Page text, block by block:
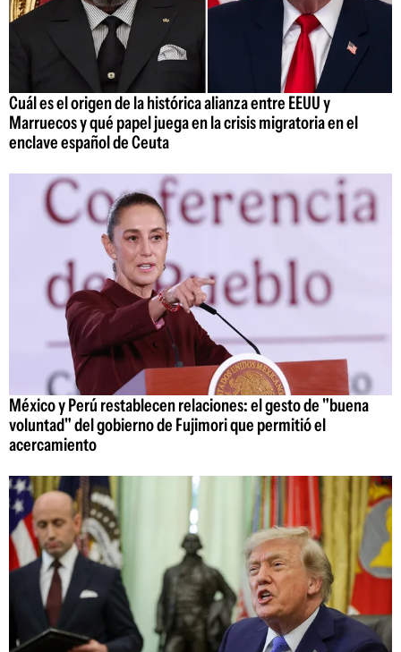
Cuál es el origen de la histórica alianza entre EEUU y
Marruecos y qué papel juega en la crisis migratoria en el
enclave español de Ceuta
México y Perú restablecen relaciones: el gesto de "buena
voluntad" del gobierno de Fujimori que permitió el
acercamiento